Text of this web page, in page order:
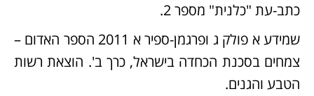
כתב-עת "כלנית" מספר 2.
שמידע א פולק ג ופרגמן-ספיר א 2011 הספר האדום –
צמחים בסכנת הכחדה בישראל, כרך ב'. הוצאת רשות
הטבע והגנים.